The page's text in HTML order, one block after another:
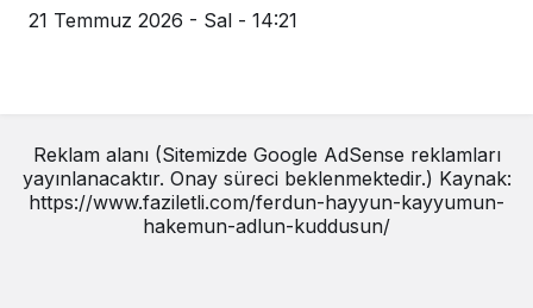
21 Temmuz 2026 - Sal - 14:21
Reklam alanı (Sitemizde Google AdSense reklamları
yayınlanacaktır. Onay süreci beklenmektedir.) Kaynak:
https://www.faziletli.com/ferdun-hayyun-kayyumun-
hakemun-adlun-kuddusun/